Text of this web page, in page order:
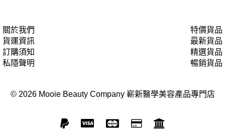
關於我們
貨運資訊
訂購須知
私隱聲明
特價貨品
最新貨品
精選貨品
暢銷貨品
© 2026 Mooie Beauty Company 嶄新醫學美容產品專門店